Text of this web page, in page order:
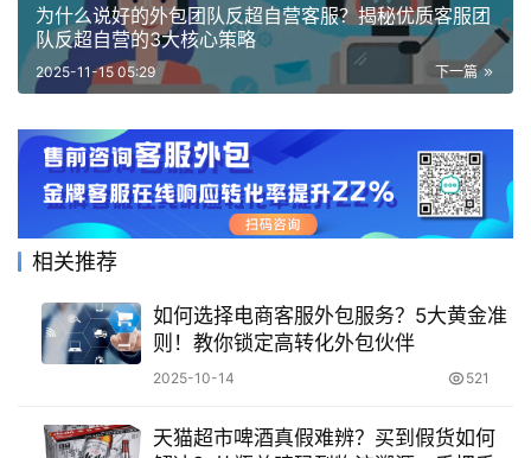
为什么说好的外包团队反超自营客服？揭秘优质客服团
队反超自营的3大核心策略
下一篇
2025-11-15 05:29
相关推荐
如何选择电商客服外包服务？5大黄金准
则！教你锁定高转化外包伙伴
2025-10-14 521
天猫超市啤酒真假难辨？买到假货如何